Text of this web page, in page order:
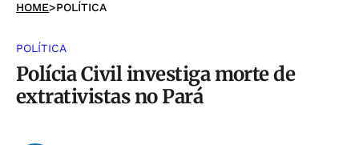
HOME>POLÍTICA
POLÍTICA
Polícia Civil investiga morte de
extrativistas no Pará